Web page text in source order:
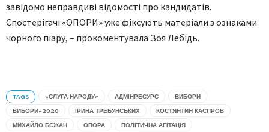
завідомо неправдиві відомості про кандидатів.
Спостерігачі «ОПОРИ» уже фіксують матеріали з ознаками
чорного піару, – прокоментувала Зоя Лебідь.
TAGS «СЛУГА НАРОДУ» АДМІНРЕСУРС ВИБОРИ
ВИБОРИ-2020 ІРИНА ТРЕБУНСЬКИХ КОСТЯНТИН КАСПРОВ
МИХАЙЛО БЄЖАН ОПОРА ПОЛІТИЧНА АГІТАЦІЯ